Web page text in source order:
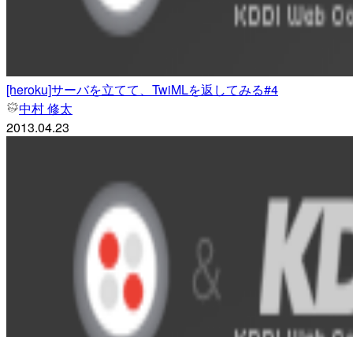
[heroku]サーバを立てて、TwiMLを返してみる#4
中村 修太
2013.04.23